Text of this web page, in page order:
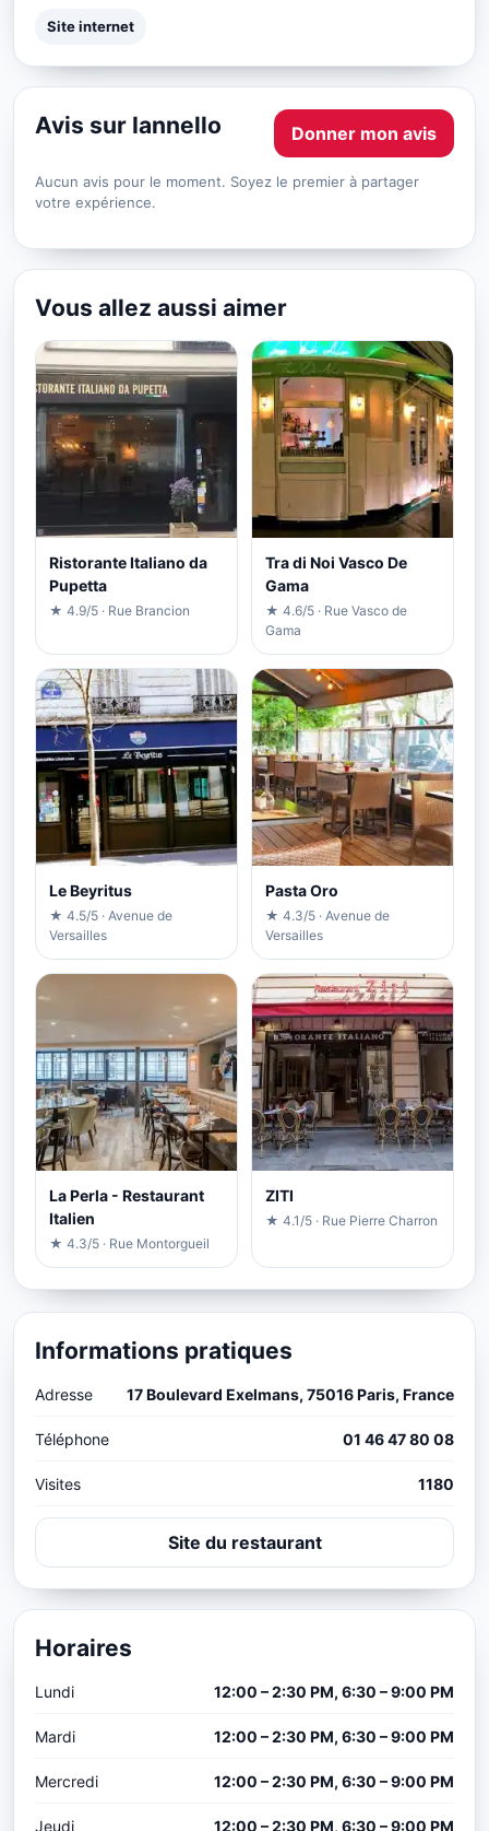
Site internet
Avis sur Iannello Donner mon avis
Aucun avis pour le moment. Soyez le premier à partager
votre expérience.
Vous allez aussi aimer
Ristorante Italiano da
Pupetta
★ 4.9/5 · Rue Brancion
Tra di Noi Vasco De
Gama
★ 4.6/5 · Rue Vasco de
Gama
Le Beyritus
★ 4.5/5 · Avenue de
Versailles
Pasta Oro
★ 4.3/5 · Avenue de
Versailles
La Perla - Restaurant
Italien
★ 4.3/5 · Rue Montorgueil
ZITI
★ 4.1/5 · Rue Pierre Charron
Informations pratiques
Adresse 17 Boulevard Exelmans, 75016 Paris, France
Téléphone 01 46 47 80 08
Visites 1180
Site du restaurant
Horaires
Lundi 12:00 – 2:30 PM, 6:30 – 9:00 PM
Mardi 12:00 – 2:30 PM, 6:30 – 9:00 PM
Mercredi 12:00 – 2:30 PM, 6:30 – 9:00 PM
Jeudi 12:00 – 2:30 PM, 6:30 – 9:00 PM